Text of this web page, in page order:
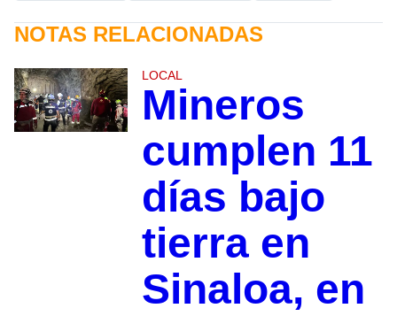
NOTAS RELACIONADAS
LOCAL
Mineros
cumplen 11
días bajo
tierra en
Sinaloa, en